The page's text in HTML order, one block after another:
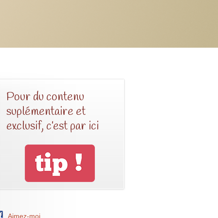
Pour du contenu
suplémentaire et
exclusif, c’est par ici
Aimez-moi